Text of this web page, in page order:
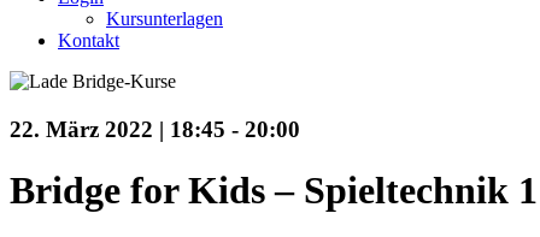
Kursunterlagen
Kontakt
22. März 2022 | 18:45 - 20:00
Bridge for Kids – Spieltechnik 1